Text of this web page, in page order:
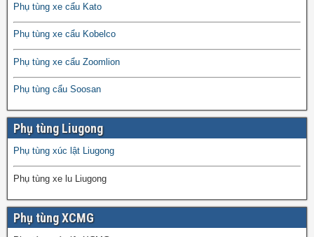
Phụ tùng xe cẩu Kato
Phụ tùng xe cẩu Kobelco
Phụ tùng xe cẩu Zoomlion
Phụ tùng cẩu Soosan
Phụ tùng Liugong
Phụ tùng xúc lật Liugong
Phụ tùng xe lu Liugong
Phụ tùng XCMG